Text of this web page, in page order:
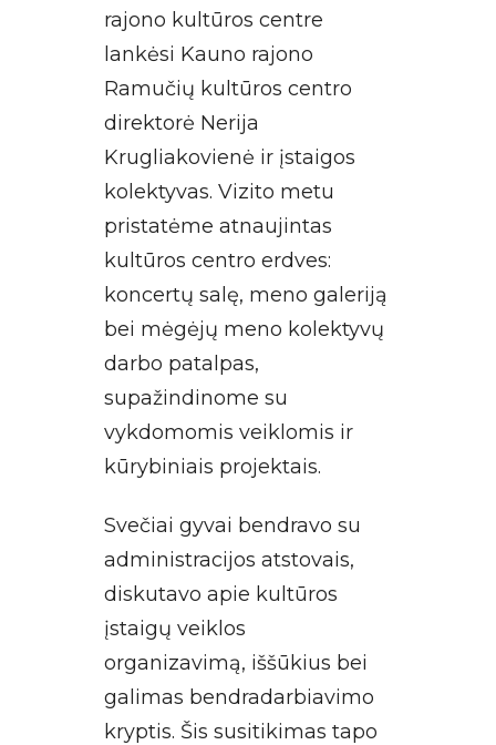
rajono kultūros centre
lankėsi Kauno rajono
Ramučių kultūros centro
direktorė Nerija
Krugliakovienė ir įstaigos
kolektyvas. Vizito metu
pristatėme atnaujintas
kultūros centro erdves:
koncertų salę, meno galeriją
bei mėgėjų meno kolektyvų
darbo patalpas,
supažindinome su
vykdomomis veiklomis ir
kūrybiniais projektais.
Svečiai gyvai bendravo su
administracijos atstovais,
diskutavo apie kultūros
įstaigų veiklos
organizavimą, iššūkius bei
galimas bendradarbiavimo
kryptis. Šis susitikimas tapo